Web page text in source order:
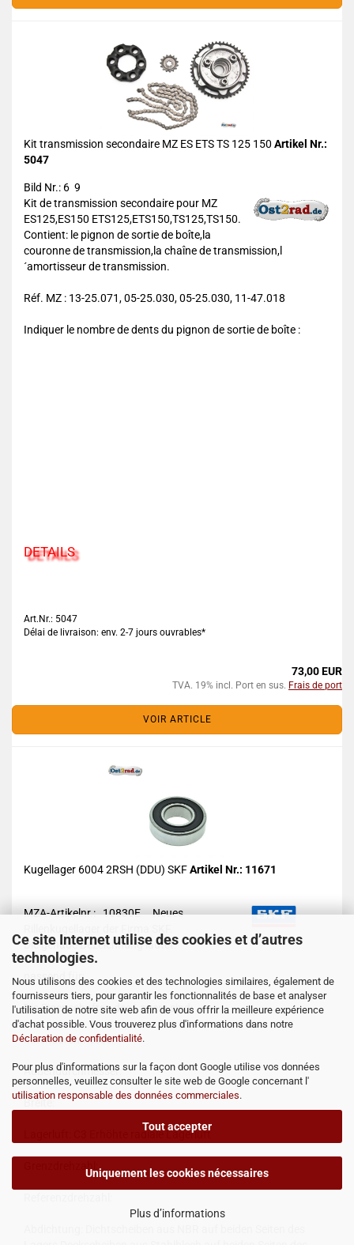
Ce site Internet utilise des cookies et d’autres
technologies.
Nous utilisons des cookies et des technologies similaires, également de
fournisseurs tiers, pour garantir les fonctionnalités de base et analyser
l'utilisation de notre site web afin de vous offrir la meilleure expérience
d'achat possible. Vous trouverez plus d'informations dans notre
Déclaration de confidentialité.
Pour plus d'informations sur la façon dont Google utilise vos données
personnelles, veuillez consulter le site web de Google concernant l'
utilisation responsable des données commerciales.
Tout accepter
Uniquement les cookies nécessaires
Plus d’informations
Kit transmission secondaire MZ ES ETS TS 125 150 Artikel Nr.:
5047
Bild Nr.: 6 9
Kit de transmission secondaire pour MZ
ES125,ES150 ETS125,ETS150,TS125,TS150.
Contient: le pignon de sortie de boîte,la
couronne de transmission,la chaîne de transmission,l
´amortisseur de transmission.
Réf. MZ : 13-25.071, 05-25.030, 05-25.030, 11-47.018
Indiquer le nombre de dents du pignon de sortie de boîte :
DETAILS
Art.Nr.: 5047
Délai de livraison: env. 2-7 jours ouvrables*
73,00 EUR
TVA. 19% incl. Port en sus. Frais de port
VOIR ARTICLE
Kugellager 6004 2RSH (DDU) SKFArtikel Nr.: 11671
MZA-Artikelnr.: 10830ENeues
Die genaue Bezeichnung lautet:
passend für:
Die Eigenschaften des Lagers sind:
Innendurchmesser:
Außendurchmesser:
Breite:
Lagerluft: C3 Erhöhte radiale Lagerluft